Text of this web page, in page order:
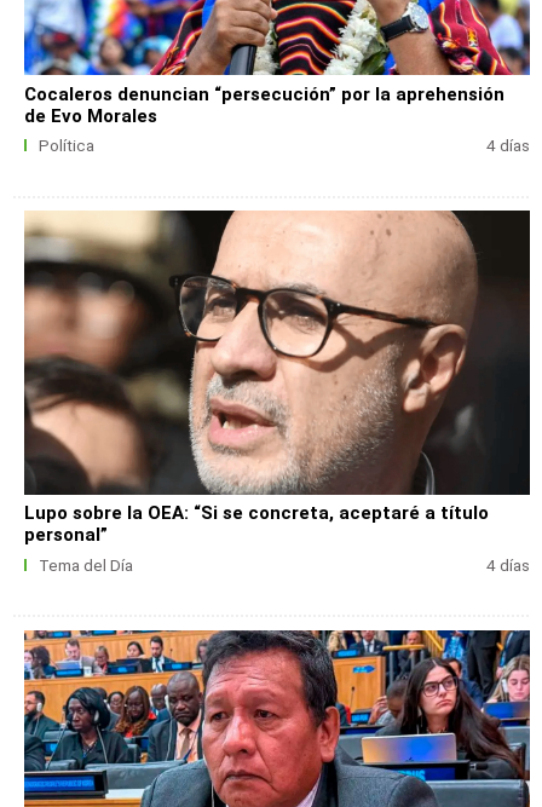
Cocaleros denuncian “persecución” por la aprehensión
de Evo Morales
Política 4 días
Lupo sobre la OEA: “Si se concreta, aceptaré a título
personal”
Tema del Día 4 días